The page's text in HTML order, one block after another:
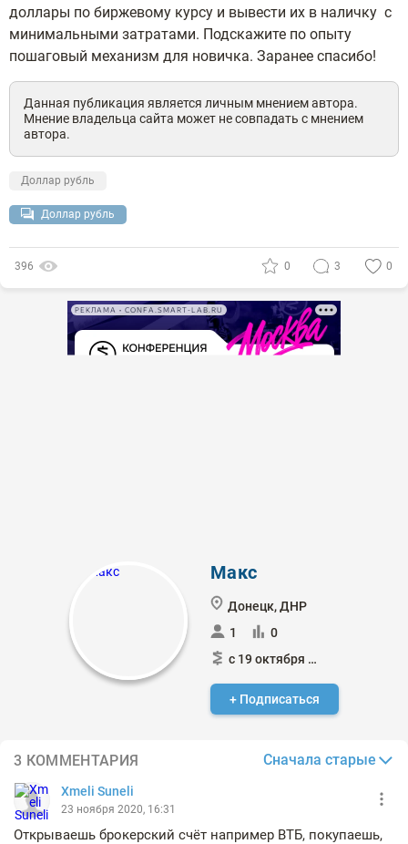
доллары по биржевому курсу и вывести их в наличку с
минимальными затратами. Подскажите по опыту
пошаговый механизм для новичка. Заранее спасибо!
Данная публикация является личным мнением автора.
Мнение владельца сайта может не совпадать с мнением
автора.
Доллар рубль
Доллар рубль
396 0 3 0
РЕКЛАМА • CONFA.SMART-LAB.RU
Макс
Донецк, ДНР
1
0
с 19 октября 2020
+ Подписаться
3 КОММЕНТАРИЯ Сначала старые
Xmeli Suneli
23 ноября 2020, 16:31
Открываешь брокерский счёт например ВТБ, покупаешь,